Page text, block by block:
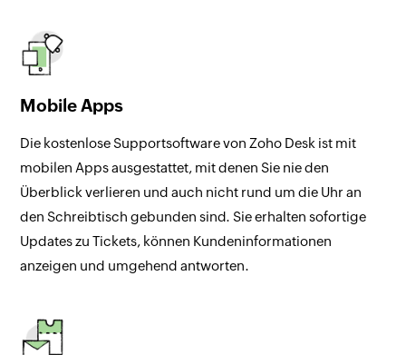
Mobile Apps
Die kostenlose Supportsoftware von Zoho Desk ist mit
mobilen Apps ausgestattet, mit denen Sie nie den
Überblick verlieren und auch nicht rund um die Uhr an
den Schreibtisch gebunden sind. Sie erhalten sofortige
Updates zu Tickets, können Kundeninformationen
anzeigen und umgehend antworten.